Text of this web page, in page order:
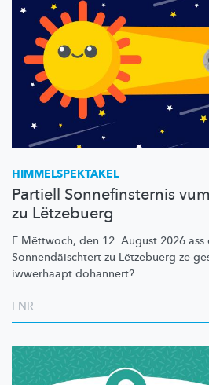
HIMMELSPEKTAKEL
Partiell Sonnefinsternis
zu Lëtzebuerg
E Mëttwoch, den 12. August 2026
Sonnendäischtert zu Lëtzebuerg ze
iwwerhaapt dohannert?
FNR